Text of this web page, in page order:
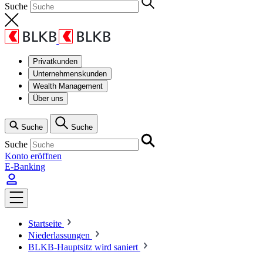
Suche
Privatkunden
Unternehmenskunden
Wealth Management
Über uns
Suche Suche
Suche
Konto eröffnen
E-Banking
Startseite
Niederlassungen
BLKB-Hauptsitz wird saniert